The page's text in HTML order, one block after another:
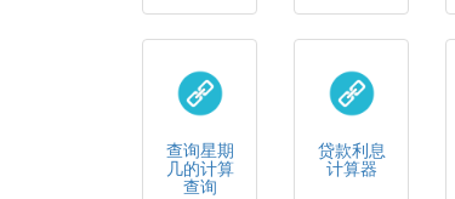
查询星期
几的计算
查询
贷款利息
计算器